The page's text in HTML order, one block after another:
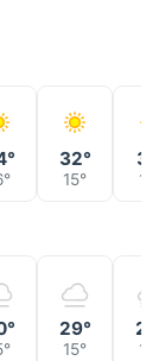
32°
15°
31°
14°
29°
15° 16°